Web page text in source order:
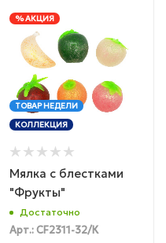
% АКЦИЯ
ТОВАР НЕДЕЛИ
КОЛЛЕКЦИЯ
Мялка с блестками
"Фрукты"
Достаточно
Арт.: CF2311-32/К